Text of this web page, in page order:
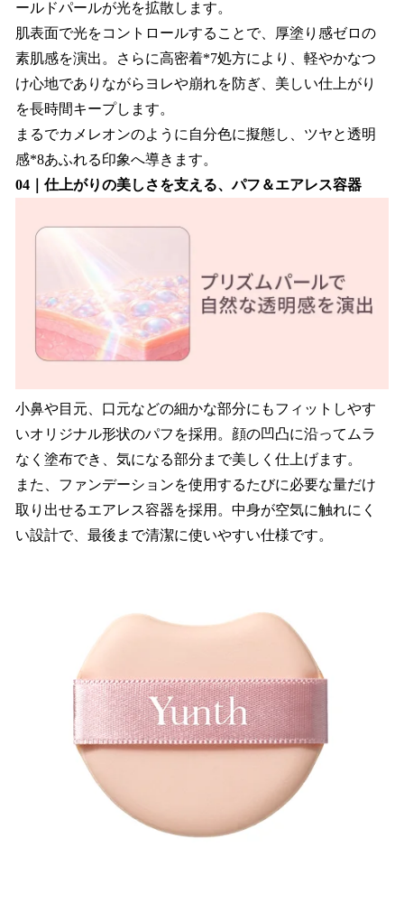
ールドパールが光を拡散します。
肌表面で光をコントロールすることで、厚塗り感ゼロの
素肌感を演出。さらに高密着*7処方により、軽やかなつ
け心地でありながらヨレや崩れを防ぎ、美しい仕上がり
を長時間キープします。
まるでカメレオンのように自分色に擬態し、ツヤと透明
感*8あふれる印象へ導きます。
04｜仕上がりの美しさを支える、パフ＆エアレス容器
小鼻や目元、口元などの細かな部分にもフィットしやす
いオリジナル形状のパフを採用。顔の凹凸に沿ってムラ
なく塗布でき、気になる部分まで美しく仕上げます。
また、ファンデーションを使用するたびに必要な量だけ
取り出せるエアレス容器を採用。中身が空気に触れにく
い設計で、最後まで清潔に使いやすい仕様です。